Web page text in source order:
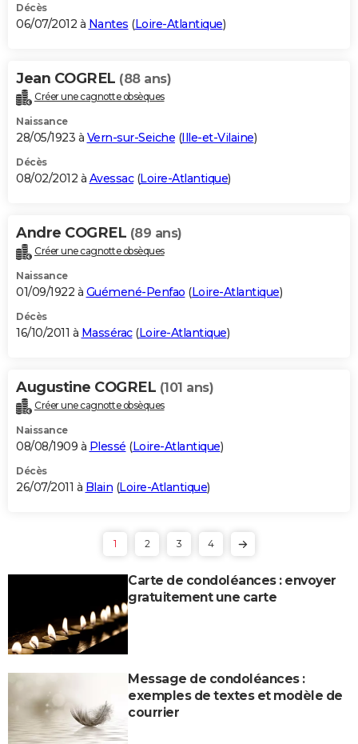
Décès
06/07/2012 à Nantes (Loire-Atlantique)
Jean COGREL (88 ans)
Créer une cagnotte obsèques
Naissance
28/05/1923 à Vern-sur-Seiche (Ille-et-Vilaine)
Décès
08/02/2012 à Avessac(Loire-Atlantique)
Andre COGREL (89 ans)
Créer une cagnotte obsèques
Naissance
01/09/1922 à Guémené-Penfao (Loire-Atlantique)
Décès
16/10/2011 à Massérac(Loire-Atlantique)
Augustine COGREL (101 ans)
Créer une cagnotte obsèques
Naissance
08/08/1909 à Plessé (Loire-Atlantique)
Décès
26/07/2011 à Blain (Loire-Atlantique)
1 2 3 4
Carte de condoléances : envoyer
gratuitement une carte
Message de condoléances :
exemples de textes et modèle de
courrier